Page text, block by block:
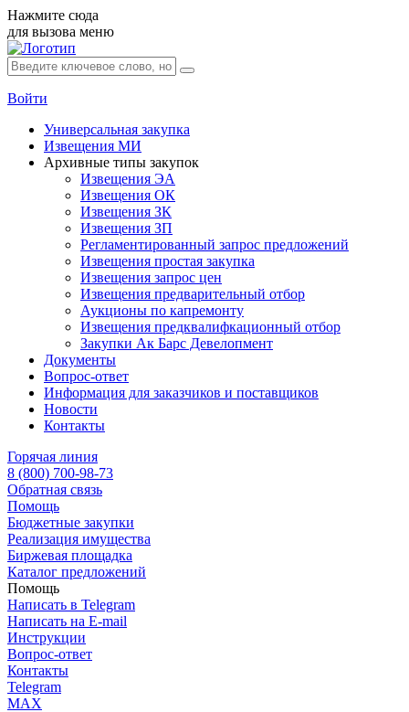
Нажмите сюда
для вызова меню
Войти
Универсальная закупка
Извещения МИ
Архивные типы закупок
Извещения ЭА
Извещения ОК
Извещения ЗК
Извещения ЗП
Регламентированный запрос предложений
Извещения простая закупка
Извещения запрос цен
Извещения предварительный отбор
Аукционы по капремонту
Извещения предквалифкационный отбор
Закупки Ак Барс Девелопмент
Документы
Вопрос-ответ
Информация для заказчиков и поставщиков
Новости
Контакты
Горячая линия
8 (800) 700-98-73
Обратная связь
Помощь
Бюджетные закупки
Реализация имущества
Биржевая площадка
Каталог предложений
Помощь
Написать в Telegram
Написать на E-mail
Инструкции
Вопрос-ответ
Контакты
Telegram
MAX